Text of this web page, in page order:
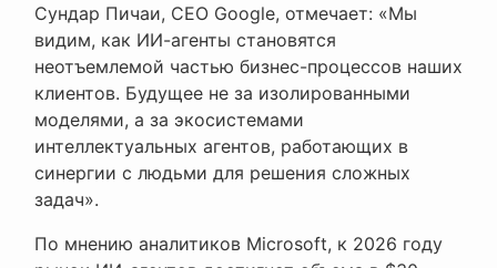
Сундар Пичаи, CEO Google, отмечает: «Мы
видим, как ИИ-агенты становятся
неотъемлемой частью бизнес-процессов наших
клиентов. Будущее не за изолированными
моделями, а за экосистемами
интеллектуальных агентов, работающих в
синергии с людьми для решения сложных
задач».
По мнению аналитиков Microsoft, к 2026 году